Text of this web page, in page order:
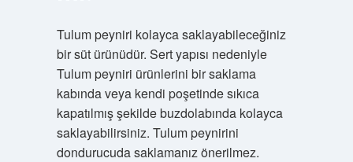
Tulum peyniri kolayca saklayabileceğiniz
bir süt ürünüdür. Sert yapısı nedeniyle
Tulum peyniri ürünlerini bir saklama
kabında veya kendi poşetinde sıkıca
kapatılmış şekilde buzdolabında kolayca
saklayabilirsiniz. Tulum peynirini
dondurucuda saklamanız önerilmez.